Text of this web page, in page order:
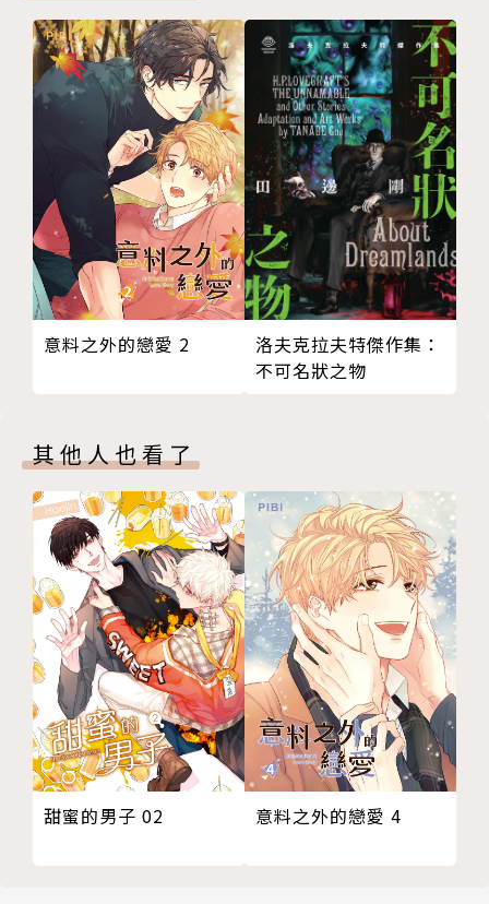
意料之外的戀愛 2
洛夫克拉夫特傑作集：
不可名狀之物
其他人也看了
甜蜜的男子 02 意料之外的戀愛 4